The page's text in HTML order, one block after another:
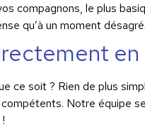
compagnons, le plus
qu’à un moment
en
ce soit ? Rien de plus
Notre équipe